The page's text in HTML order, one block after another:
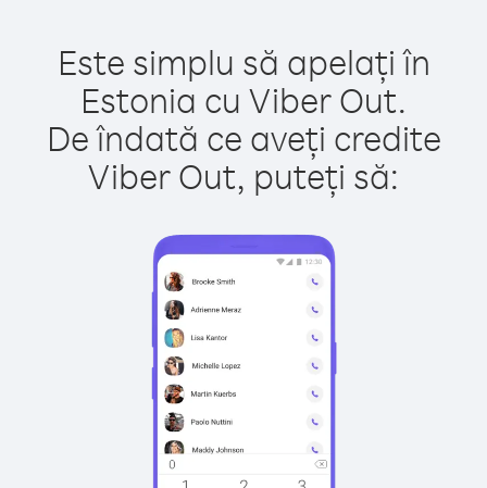
Este simplu să apelați în
Estonia cu Viber Out.
De îndată ce aveți credite
Viber Out, puteți să: